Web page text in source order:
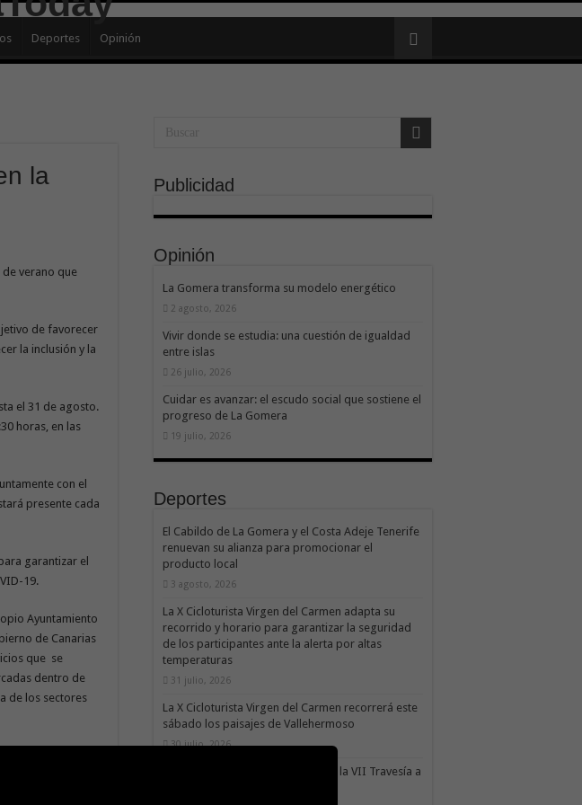
Deportes Opinión
la
verano que
de favorecer
la inclusión y la
el 31 de agosto.
horas, en las
con el
presente cada
garantizar el
19.
Ayuntamiento
de Canarias
que se
dentro de
de los sectores
Publicidad
Opinión
La Gomera transforma su modelo energético
2 agosto, 2026
Vivir donde se estudia: una cuestión de igualdad
entre islas
26 julio, 2026
Cuidar es avanzar: el escudo social que sostiene el
progreso de La Gomera
19 julio, 2026
Deportes
El Cabildo de La Gomera y el Costa Adeje Tenerife
renuevan su alianza para promocionar el
producto local
3 agosto, 2026
La X Cicloturista Virgen del Carmen adapta su
recorrido y horario para garantizar la seguridad
de los participantes ante la alerta por altas
temperaturas
31 julio, 2026
La X Cicloturista Virgen del Carmen recorrerá este
sábado los paisajes de Vallehermoso
30 julio, 2026
Valle Gran Rey acoge este sábado la VII Travesía a